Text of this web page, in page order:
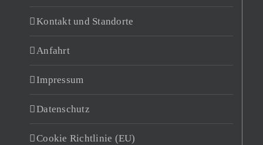
Kontakt und Standorte
Anfahrt
Impressum
Datenschutz
Cookie Richtlinie (EU)